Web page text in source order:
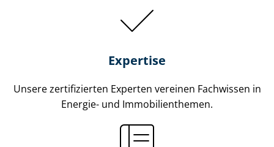
Expertise
Unsere zertifizierten Experten vereinen Fachwissen in
Energie- und Im­mo­bi­li­en­the­men.